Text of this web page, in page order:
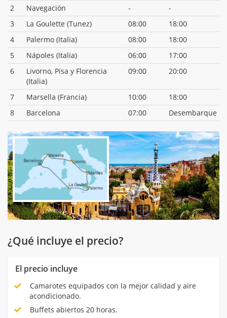
2 Navegación -
-
3
La Goulette (Tunez) 08:00
18:00
4
Palermo (Italia) 08:00
18:00
5
Nápoles (Italia) 06:00
17:00
6
Livorno, Pisa y Florencia
(Italia)
09:00 20:00
7 Marsella (Francia) 10:00
18:00
8
Barcelona 07:00 Desembarque
¿Qué incluye el precio?
El precio incluye
Camarotes equipados con la mejor calidad y aire
acondicionado.
Buffets abiertos 20 horas.